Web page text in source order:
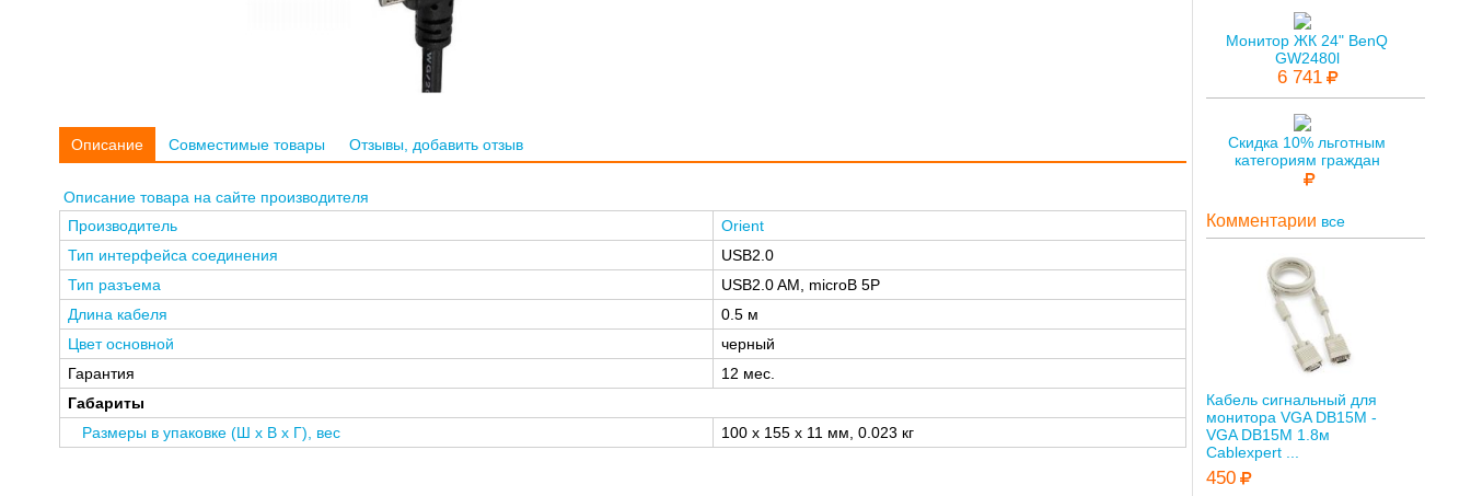
Описание Совместимые товары Отзывы, добавить отзыв
Описание товара на сайте производителя
Производитель
Orient
Тип интерфейса соединения
USB2.0
Тип разъема
USB2.0 AM, microB 5P
Длина кабеля
0.5 м
Цвет основной
черный
Гарантия
12 мес.
Габариты
Размеры в упаковке (Ш x В x Г), вес
100 x 155 x 11 мм, 0.023 кг
Монитор ЖК 24" BenQ
GW2480l
6 741
Скидка 10% льготным
категориям граждан
Комментарии все
Кабель сигнальный для
монитора VGA DB15M -
VGA DB15M 1.8м
Cablexpert ...
450